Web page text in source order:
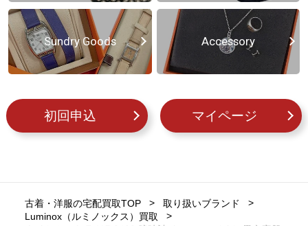
Sundry Goods Accessory
初回申込 マイページ
古着・洋服の宅配買取TOP
取り扱いブランド
Luminox（ルミノックス）買取